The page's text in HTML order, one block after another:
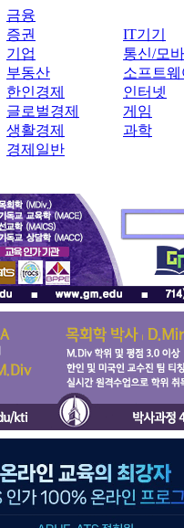
금융
증권
기업
부동산
한인경제
글로벌경제
생활경제
경제일반
IT기기
통신/모
소프트웨
인터넷
게임
과학